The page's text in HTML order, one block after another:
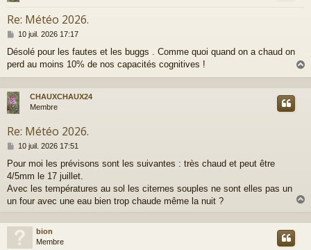
Re: Météo 2026.
M
s
s
e
10 juil. 2026 17:17
Désolé pour les fautes et les buggs . Comme quoi quand on a chaud on
perd au moins 10% de nos capacités cognitives !
a
CHAUXCHAUX24
Membre
Re: Météo 2026.
M
s
s
a
g
10 juil. 2026 17:51
Pour moi les prévisons sont les suivantes : très chaud et peut être
4/5mm le 17 juillet.
Avec les températures au sol les citernes souples ne sont elles pas un
un four avec une eau bien trop chaude même la nuit ?
u
bion
Membre